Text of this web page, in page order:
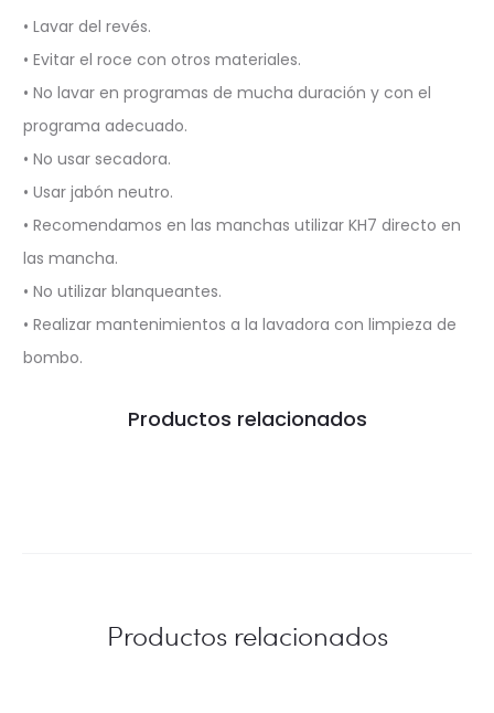
• Lavar del revés.
• Evitar el roce con otros materiales.
• No lavar en programas de mucha duración y con el
programa adecuado.
• No usar secadora.
• Usar jabón neutro.
• Recomendamos en las manchas utilizar KH7 directo en
las mancha.
• No utilizar blanqueantes.
• Realizar mantenimientos a la lavadora con limpieza de
bombo.
Productos relacionados
Productos relacionados